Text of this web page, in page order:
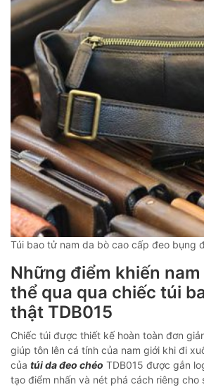
Túi bao tử nam da bò cao cấp đeo bụng
Những điểm khiến
thể qua qua chiếc túi
thật TDB015
Chiếc túi được thiết kế hoàn toàn đơn
giúp tôn lên cá tính của nam giới khi đi
của túi da đeo chéo TDB015 được gắn
tạo điểm nhấn và nét phá cách riêng cho